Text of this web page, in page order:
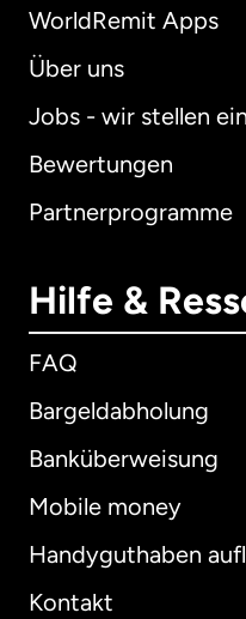
WorldRemit Apps
Über uns
Jobs - wir stellen
Bewertungen
Partnerprogramme
Hilfe &
FAQ
Bargeldabholung
Banküberweisung
Mobile money
Handyguthaben
Kontakt